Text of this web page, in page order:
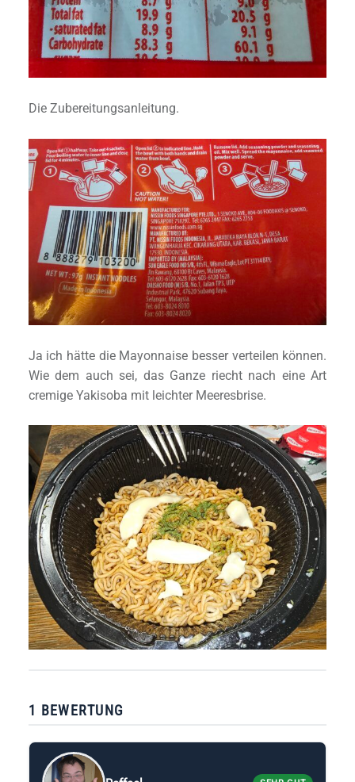
Die Zubereitungsanleitung.
Ja ich hätte die Mayonnaise besser verteilen können.
Wie dem auch sei, das Ganze riecht nach eine Art
cremige Yakisoba mit leichter Meeresbrise.
1 BEWERTUNG